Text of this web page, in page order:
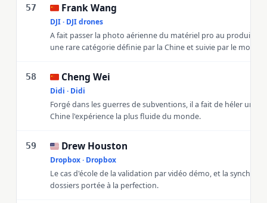
57 🇨🇳Frank Wang
DJI · DJI drones
A fait passer la photo aérienne du matériel pro au produit
une rare catégorie définie par la Chine et suivie par le monde.
58 🇨🇳Cheng Wei
Didi · Didi
Forgé dans les guerres de subventions, il a fait de héler une
Chine l'expérience la plus fluide du monde.
59 🇺🇸Drew Houston
Dropbox · Dropbox
Le cas d'école de la validation par vidéo démo, et la
dossiers portée à la perfection.